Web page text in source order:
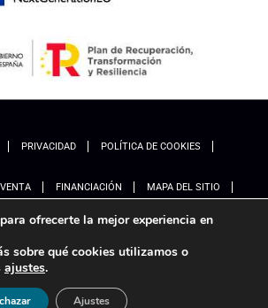
PRIVACIDAD POLÍTICA DE COOKIES
FINANCIACIÓN MAPA DEL SITIO
ACCESIBILIDAD AJUSTES
Marketing Ladinamo
ofrecerte la mejor experiencia en
sobre qué cookies utilizamos o
ajustes.
Ajustes